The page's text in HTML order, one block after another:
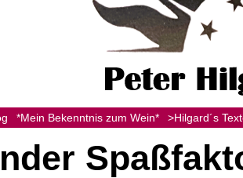
*Mein Bekenntnis zum Wein* >Hilgard´s